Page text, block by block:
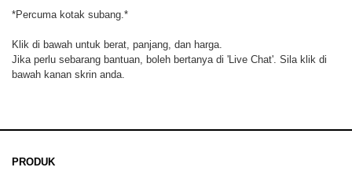
*Percuma kotak subang.*
Klik di bawah untuk berat, panjang, dan harga.
Jika perlu sebarang bantuan, boleh bertanya di 'Live Chat'. Sila klik di
bawah kanan skrin anda.
PRODUK